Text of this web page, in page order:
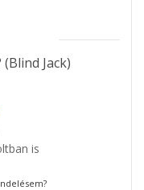
Jack)
is